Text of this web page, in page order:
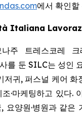
에서 확인할
Italiana
주 트레스코레 크
를 둔 SILC는 성인
저귀, 퍼스널 케어 화
조·마케팅하고 있다.
요양원·병원과 같은